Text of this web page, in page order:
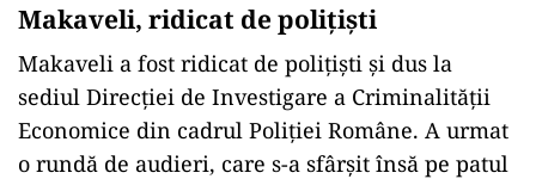
Makaveli, ridicat de polițiști
Makaveli a fost ridicat de polițiști și dus la
sediul Direcției de Investigare a Criminalității
Economice din cadrul Poliției Române. A urmat
o rundă de audieri, care s-a sfârșit însă pe patul